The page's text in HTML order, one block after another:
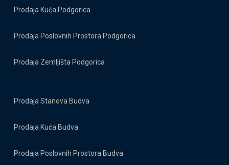
Prodaja Kuća Podgorica
Prodaja Poslovnih Prostora Podgorica
Prodaja Zemljišta Podgorica
Prodaja Stanova Budva
Prodaja Kuća Budva
Prodaja Poslovnih Prostora Budva